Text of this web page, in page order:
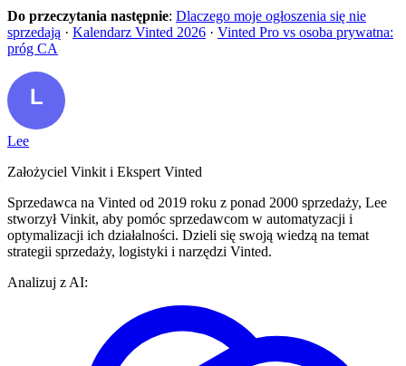
Do przeczytania następnie: Dlaczego moje ogłoszenia się nie
sprzedają · Kalendarz Vinted 2026 · Vinted Pro vs osoba prywatna:
próg CA
Lee
Założyciel Vinkit i Ekspert Vinted
Sprzedawca na Vinted od 2019 roku z ponad 2000 sprzedaży, Lee
stworzył Vinkit, aby pomóc sprzedawcom w automatyzacji i
optymalizacji ich działalności. Dzieli się swoją wiedzą na temat
strategii sprzedaży, logistyki i narzędzi Vinted.
Analizuj z AI: